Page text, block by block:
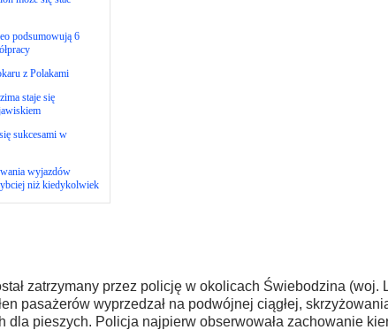
podsumowują 6
z Polakami
staje się
sukcesami w
wyjazdów
niż kiedykolwiek
zatrzymany przez policję w okolicach Świebodzina (woj.
pasażerów wyprzedzał na podwójnej ciągłej,
dla pieszych. Policja najpierw obserwowała zachowanie